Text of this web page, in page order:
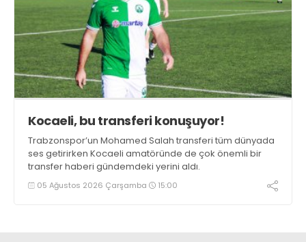
Kocaeli, bu transferi konuşuyor!
Trabzonspor’un Mohamed Salah transferi tüm dünyada
ses getirirken Kocaeli amatöründe de çok önemli bir
transfer haberi gündemdeki yerini aldı.
05 Ağustos 2026 Çarşamba 15:00